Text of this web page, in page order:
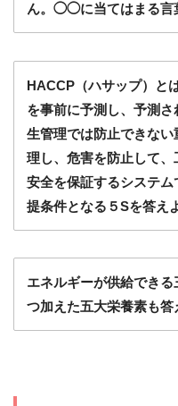
ん。◯◯に当てはまる言
HACCP（ハサップ）と
を事前に予測し、予測
生管理では防止できな
理し、危害を防止して
安全を保証するシステ
提条件となる５Sを答え
エネルギーが供給でき
つ加えた五大栄養素も答